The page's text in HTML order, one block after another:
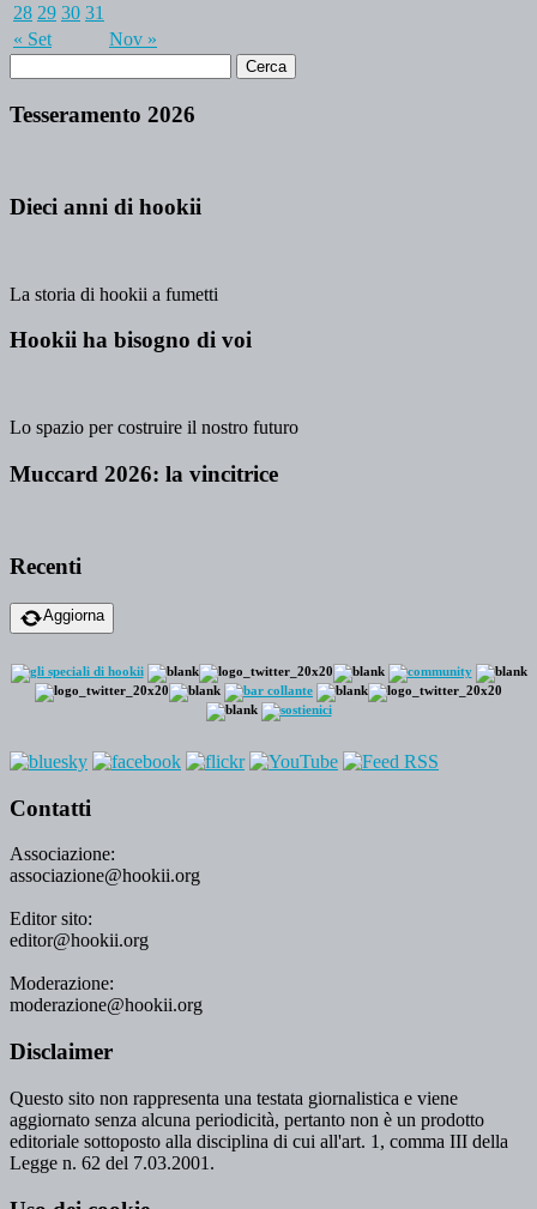
« Set Nov »
28 29 30 31
Tesseramento 2026
Dieci anni di hookii
La storia di hookii a fumetti
Hookii ha bisogno di voi
Lo spazio per costruire il nostro futuro
Muccard 2026: la vincitrice
Recenti
Aggiorna
Contatti
Associazione:
associazione@hookii.org
Editor sito:
editor@hookii.org
Moderazione:
moderazione@hookii.org
Disclaimer
Questo sito non rappresenta una testata giornalistica e viene
aggiornato senza alcuna periodicità, pertanto non è un prodotto
editoriale sottoposto alla disciplina di cui all'art. 1, comma III della
Legge n. 62 del 7.03.2001.